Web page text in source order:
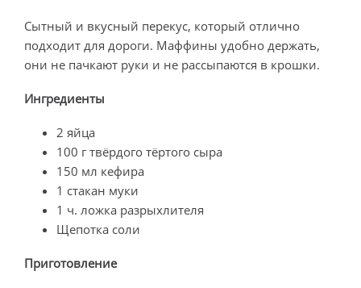
Сытный и вкусный перекус, который отлично
подходит для дороги. Маффины удобно держать,
они не пачкают руки и не рассыпаются в крошки.
Ингредиенты
2 яйца
100 г твёрдого тёртого сыра
150 мл кефира
1 стакан муки
1 ч. ложка разрыхлителя
Щепотка соли
Приготовление